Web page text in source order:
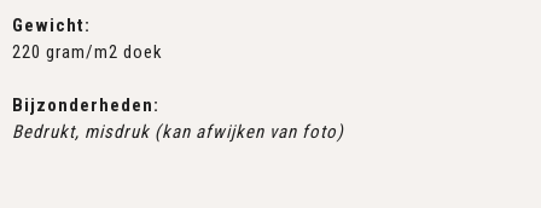
Gewicht:
220 gram/m2 doek
Bijzonderheden:
Bedrukt, misdruk (kan afwijken van foto)